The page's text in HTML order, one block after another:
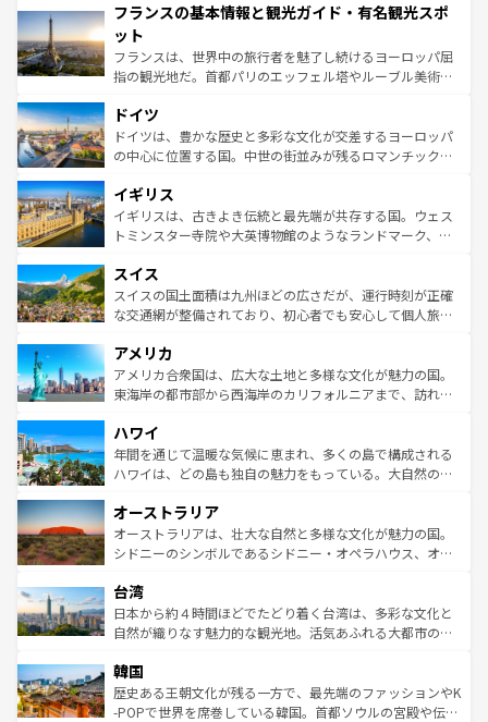
ませてくれるイタリアで、忘れられない旅をしてみよう！
なお、新着のイタリア情報は
しい。
文化が根付くこの国では、情熱的なフラメンコ、熱気あふ
れる闘牛、そして美味しいタパスが生活の一部となってい
る。首都マドリードの洗練された雰囲気や、バルセロナの
アートに溢れた街角から、地方では古代ローマ遺跡や中世
せる。地方によって風土や気候が異なるスペインはその個
性で訪れる人を魅了する。 なお、新着のスペイン情報は コ
ンテンツ一覧を参照してほしい。
フランスの基本情報と観光ガイド・有名観光スポ
ット
フランスは、世界中の旅行者を魅了し続けるヨーロッパ屈
指の観光地だ。首都パリのエッフェル塔やルーブル美術館
で、幅広い魅力が詰まっている。華麗な宮殿、歴史的な大
聖堂、美しいビーチ、そして豊かな自然が、訪れる者を心
から魅了する。また、フランスは美食の国としても知ら
いる。シャンパンの発祥地であるランス、プロヴァンスの
香り高いラベンダー畑など、多彩な楽しみ方が可能だ。さ
らに、パリ以外の地域にも魅力が溢れており、どの街角に
れる地方に足を運ぶとそれぞれで全く異なる文化を体験で
きるだろう。 なお、新着のフランス情報はコンテンツ一覧
を参照してほしい。
ドイツ
ドイツは、豊かな歴史と多彩な文化が交差するヨーロッパ
の中心に位置する国。中世の街並みが残るロマンチック街
顔を持つこの国は、どこを歩いても飽きることがない。ベ
ルリンの文化的活気、バイエルン州のアルプスの絶景、そ
してライン川沿いのワイン畑といった風景は必見。ビール
は、お酒好きな人にはぜひ体験してほしい。 なお、新着の
ドイツ情報はコンテンツ一覧を参照してほしい。
イギリス
イギリスは、古きよき伝統と最先端が共存する国。ウェス
トミンスター寺院や大英博物館のようなランドマーク、歴
リアごとに異なる魅力がある。また、優雅なアフタヌーン
ティー、ビール好きにはたまらない英国パブ、サッカー観
戦など、本場だからこそできる体験も豊富。イギリスを旅
ンツ一覧を参照してほしい。
スイス
スイスの国土面積は九州ほどの広さだが、運行時刻が正確
な交通網が整備されており、初心者でも安心して個人旅行
の建物がそのまま残る町や、スイスならではのユニークな
博物館もあり、アルプス観光だけでなく町歩きも満喫する
ことができる。国民の所得が高いため物価も高いが、旅行
ば市内交通費無料で観光を楽しむこともできる。 なお、新
着のスイス情報はコンテンツ一覧 を参照してほしい。
アメリカ
アメリカ合衆国は、広大な土地と多様な文化が魅力の国。
東海岸の都市部から西海岸のカリフォルニアまで、訪れる
のような巨大都市は、観光、ショッピング、エンターテイ
ンメントが詰まった刺激的なスポットだ。一方、アメリカ
西部には大自然が広がり、グランドキャニオンやイエロー
部のニューオーリンズでは、音楽と美食が融合した独特の
文化が魅力。旅行者はアメリカの各地域で異なる魅力を楽
しみながら、その多様性と豊かな歴史を感じることができ
ならではの贅沢な旅のスタイルだ。 なお、新着のアメリカ
情報はコンテンツ一覧を参照してほしい。
ハワイ
年間を通じて温暖な気候に恵まれ、多くの島で構成される
ハワイは、どの島も独自の魅力をもっている。大自然の神
ワイ島は見逃せない。また、定番の観光地といえばオアフ
島だが、静かな自然を求めるならマウイ島やカウアイ島が
おすすめ。エメラルドグリーンに輝く海をはじめ、豊かな
れるおもてなしの心で訪れる人々を迎えてくれるハワイの
人々、おいしいローカルフードやハワイアンミュージッ
ク、伝統的なフラダンスなど、すべてがハワイの魅力を彩
ワイを、存分に味わってほしい。 なお、新着のハワイ情報
はコンテンツ一覧を参照してほしい。
オーストラリア
オーストラリアは、壮大な自然と多様な文化が魅力の国。
シドニーのシンボルであるシドニー・オペラハウス、オー
リアリーフや大陸中央部にそびえるウルル（エアーズロッ
ク）、タスマニアの美しい原生林やケアンズの熱帯雨林な
ど、見どころがたくさん。また、カフェやワイン、オージ
いる。アクティビティも充実しており、サーフィンやダイ
ビング、ハイキングなど、アウトドア好きにはたまらな
い。オーストラリアの多彩な魅力を存分に味わいつくそ
台湾
日本から約４時間ほどでたどり着く台湾は、多彩な文化と
自然が織りなす魅力的な観光地。活気あふれる大都市の台
ン）、静ひつな山岳地帯である台湾東部など、都市の喧騒
と山間の静けさが共存しており、訪れる人に新しい発見と
驚きをもたらしてくれる。また、奥深い台湾の食文化も魅
韓国
歴史ある王朝文化が残る一方で、最先端のファッションやK
-POPで世界を席巻している韓国。首都ソウルの宮殿や伝統